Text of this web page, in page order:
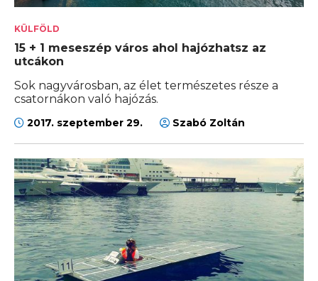
KÜLFÖLD
15 + 1 meseszép város ahol hajózhatsz az
utcákon
Sok nagyvárosban, az élet természetes része a
csatornákon való hajózás.
2017. szeptember 29. Szabó Zoltán